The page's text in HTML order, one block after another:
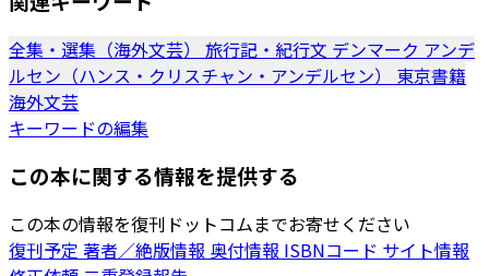
全集・選集（海外文芸） 旅行記・紀行文 デンマーク アンデ
ルセン（ハンス・クリスチャン・アンデルセン） 東京書籍
海外文芸
キーワードの編集
この本に関する情報を提供する
この本の情報を復刊ドットコムまでお寄せください
復刊予定 著者／絶版情報 奥付情報 ISBNコード サイト情報